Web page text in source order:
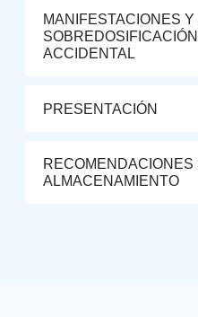
MANIFESTACIONES
ACCIDENTAL
PRESENTACIÓN
RECOMENDACIONES
ALMACENAMIENTO